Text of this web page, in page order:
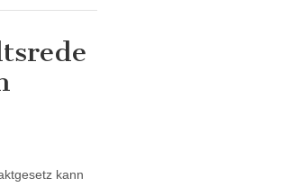
kann